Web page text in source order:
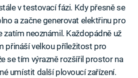
v testovací fázi. Kdy přesně se
a začne generovat elektřinu pro
zatím neoznámil. Každopádně už
přináší velkou příležitost pro
se tím výrazně rozšířil prostor na
umístit další plovoucí zařízení.